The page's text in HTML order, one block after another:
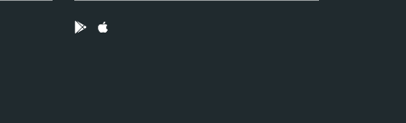
App Android
App IOS